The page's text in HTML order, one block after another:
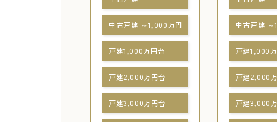
中古戸建 ～1,000万円
戸建1,000万円台
戸建2,000万円台
戸建3,000万円台
中古戸建
戸建1,000
戸建2,000
戸建3,000